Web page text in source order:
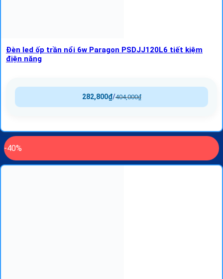
Đèn led ốp trần nổi 6w Paragon PSDJJ120L6 tiết kiệm
điện năng
404,000₫
/
282,800₫
-40%